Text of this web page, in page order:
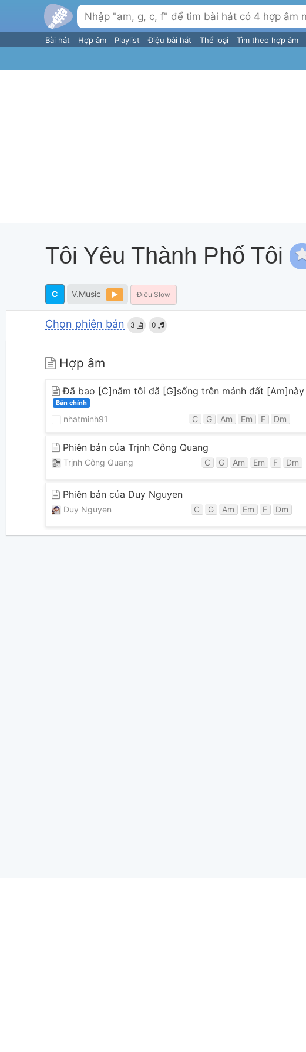
Bài hát Hợp âm Playlist Điệu bài hát Thể loại Tìm theo hợp âm
Tôi Yêu Thành Phố Tôi
C V.Music Điệu Slow
Chọn phiên bản 3 0
Hợp âm
Đã bao [C]năm tôi đã [G]sống trên mảnh đất [Am]này
Bản chính
nhatminh91 C G Am Em F Dm
Phiên bản của Trịnh Công Quang
Trịnh Công Quang C G Am Em F Dm
Phiên bản của Duy Nguyen
Duy Nguyen C G Am Em F Dm